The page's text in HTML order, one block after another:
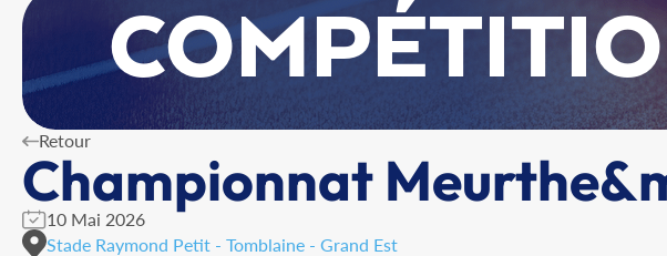
Retour
Championnat
10 Mai 2026
Stade Raymond Petit - Tomblaine - Grand Est